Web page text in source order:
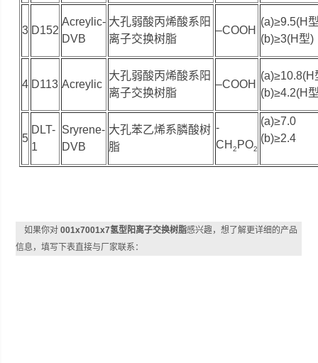
3 D152
Acreylic-
DVB
大孔弱酸丙烯酸系阳
离子交换树脂
–COOH
(a)≥9.5(H
(b)≥3(H型)
4 D113 Acreylic
大孔弱酸丙烯酸系阳
离子交换树脂
–COOH
(a)≥10.8(H
(b)≥4.2(H
5
DLT-
1
Sryrene-
DVB
大孔苯乙烯系膦酸树
脂
-
CH2 PO2
(a)≥7.0
(b)≥2.4
如果你对001x7001x7氢型阳离子交换树脂感兴趣，想了解更详细的产品
信息，填写下表直接与厂家联系：